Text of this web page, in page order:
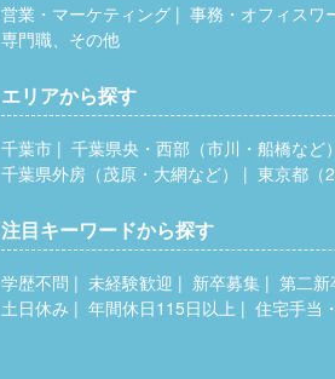
営業・マーケティング 事務・オフィスワ
専門職、その他
エリアから探す
千葉市 千葉県央・西部（市川・船橋など）
千葉県外房（茂原・大網など）
東京都（
注目キーワードから探す
学歴不問 未経験歓迎 新卒募集 第二新
土日休み
年間休日115日以上 住宅手当